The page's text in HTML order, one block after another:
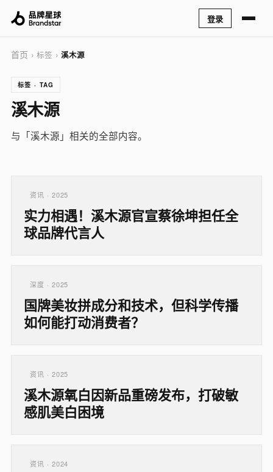
登录
首页 › 标签 › 溪木源
标签 · TAG
溪木源
与「溪木源」相关的全部内容。
资讯 · 2025
实力相遇！溪木源官宣蔡徐坤担任全
球品牌代言人
深度 · 2025
国牌美妆拼成分和技术，但科学传播
如何能打动消费者？
资讯 · 2025
溪木源氧白因新品重磅发布，打破敏
感肌美白困境
资讯 · 2024